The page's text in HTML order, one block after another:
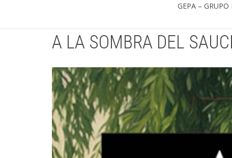
GEPA –
A LA SOMBRA DEL